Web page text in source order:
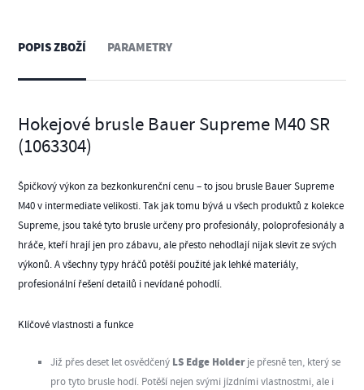
POPIS ZBOŽÍ
Hokejové brusle Bauer Supreme M40 SR
(1063304)
Špičkový výkon za bezkonkurenční cenu – to jsou brusle Bauer Supreme
M40 v intermediate velikosti. Tak jak tomu bývá u všech produktů z kolekce
Supreme, jsou také tyto brusle určeny pro profesionály, poloprofesionály a
hráče, kteří hrají jen pro zábavu, ale přesto nehodlají nijak slevit ze svých
výkonů. A všechny typy hráčů potěší použité jak lehké materiály,
profesionální řešení detailů i nevídané pohodlí.
Klíčové vlastnosti a funkce
Již přes deset let osvědčený LS Edge Holderje přesně ten, který se
pro tyto brusle hodí. Potěší nejen svými jízdními vlastnostmi, ale i
PARAMETRY